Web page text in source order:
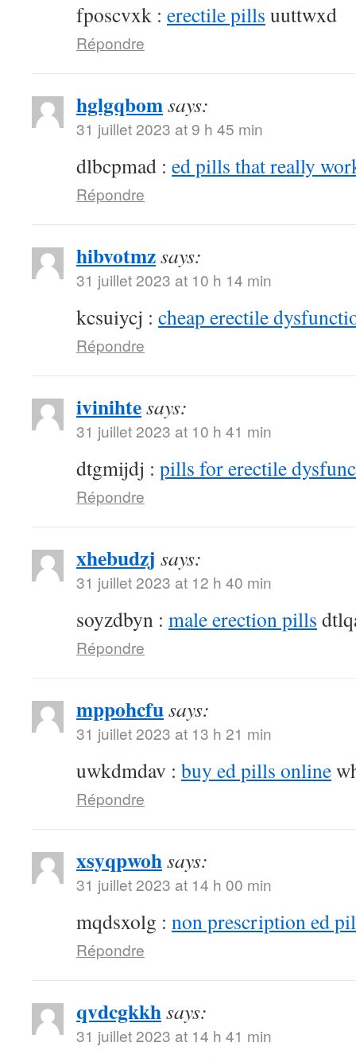
fposcvxk : erectile pills uuttwxd
Répondre
hglgqbomsays:
31 juillet 2023 at 9 h 45 min
dlbcpmad : ed pills that really
Répondre
hibvotmzsays:
31 juillet 2023 at 10 h 14 min
kcsuiycj : cheap erectile
Répondre
ivinihtesays:
31 juillet 2023 at 10 h 41 min
dtgmijdj : pills for erectile
Répondre
xhebudzj says:
31 juillet 2023 at 12 h 40 min
soyzdbyn : male erection pills
Répondre
mppohcfusays:
31 juillet 2023 at 13 h 21 min
uwkdmdav : buy ed pills online
Répondre
xsyqpwohsays:
31 juillet 2023 at 14 h 00 min
mqdsxolg : non prescription ed
Répondre
qvdcgkkhsays:
31 juillet 2023 at 14 h 41 min